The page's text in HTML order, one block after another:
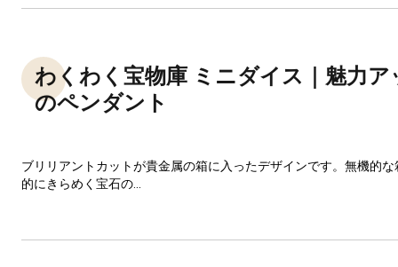
わくわく宝物庫 ミニダイス｜魅力ア
のペンダント
ブリリアントカットが貴金属の箱に入ったデザインです。無機的
的にきらめく宝石の...